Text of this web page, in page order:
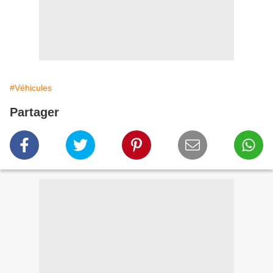
#Véhicules
Partager